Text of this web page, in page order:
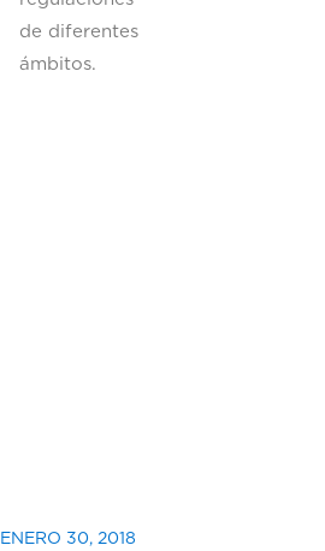
de diferentes
ámbitos.
ENERO 30, 2018